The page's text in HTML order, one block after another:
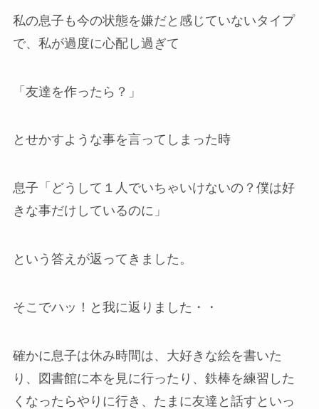
私の息子も今の状態を嫌だと感じていないタイプ
で、私が過度に心配し過ぎて
「友達を作ったら？」
とせかすような事を言ってしまった時
息子「どうして１人でいちゃいけないの？僕は好
きな事だけしているのに」
という答えが返ってきました。
そこでハッ！と我に返りました・・
確かに息子は休み時間は、大好きな絵を書いた
り、図書館に本を見に行ったり、鉄棒を練習した
くなったらやりに行き、たまに友達と話すといっ